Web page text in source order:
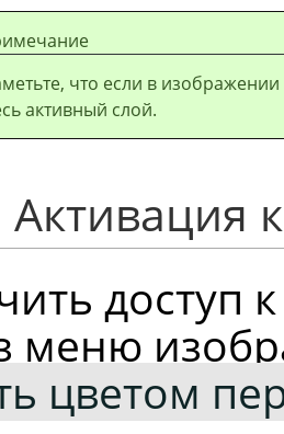
что если в
активный слой.
Активация
доступ
меню
цветом